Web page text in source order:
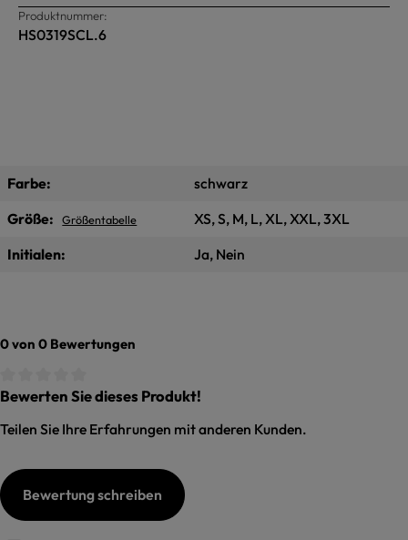
Produktnummer:
HS0319SCL.6
Farbe:
schwarz
Größe:
Größentabelle
XS, S, M, L, XL, XXL, 3XL
Initialen:
Ja, Nein
0 von 0 Bewertungen
Durchschnittliche Bewertung von 0 von 5 Sternen
Bewerten Sie dieses Produkt!
Teilen Sie Ihre Erfahrungen mit anderen Kunden.
Bewertung schreiben